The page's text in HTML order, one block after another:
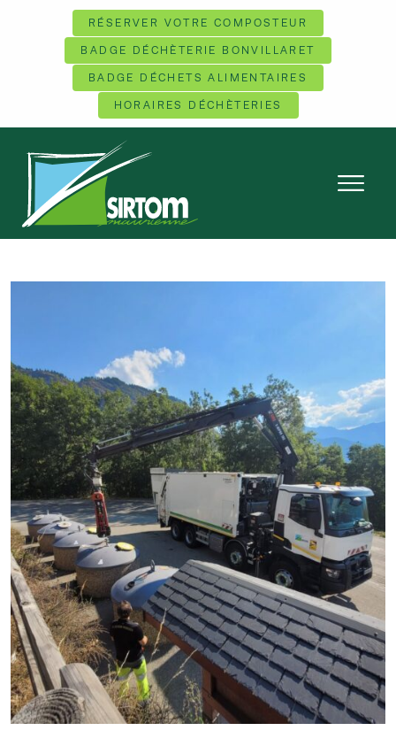
RÉSERVER VOTRE COMPOSTEUR
BADGE DÉCHÈTERIE BONVILLARET
BADGE DÉCHETS ALIMENTAIRES
HORAIRES DÉCHÈTERIES